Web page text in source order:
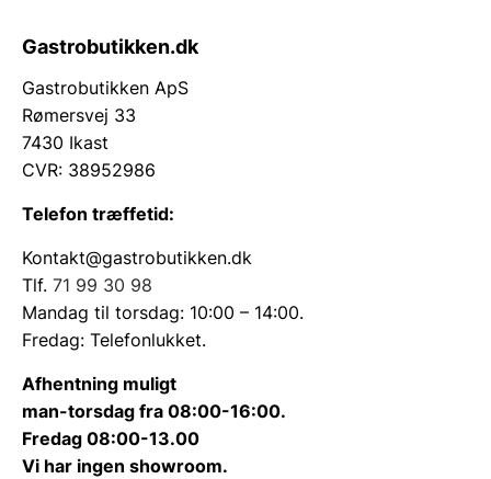
Gastrobutikken.dk
Gastrobutikken ApS
Rømersvej 33
7430 Ikast
CVR: 38952986
Telefon træffetid:
Kontakt@gastrobutikken.dk
Tlf. 71 99 30 98
Mandag til torsdag: 10:00 – 14:00.
Fredag: Telefonlukket.
Afhentning muligt
man-torsdag fra 08:00-16:00.
Fredag 08:00-13.00
Vi har ingen showroom.